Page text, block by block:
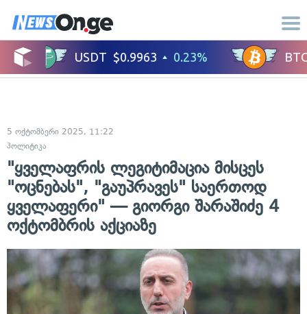
5 ოქტომბერი 2025, 11:22
პოლიტიკა
"ყველაფრის ლეგიტიმაცია მისცეს
"ოცნებას", "გაუპრავეს" საერთოდ
ყველაფერი" — გიორგი შარაშიძე 4
ოქტომბრის აქციაზე